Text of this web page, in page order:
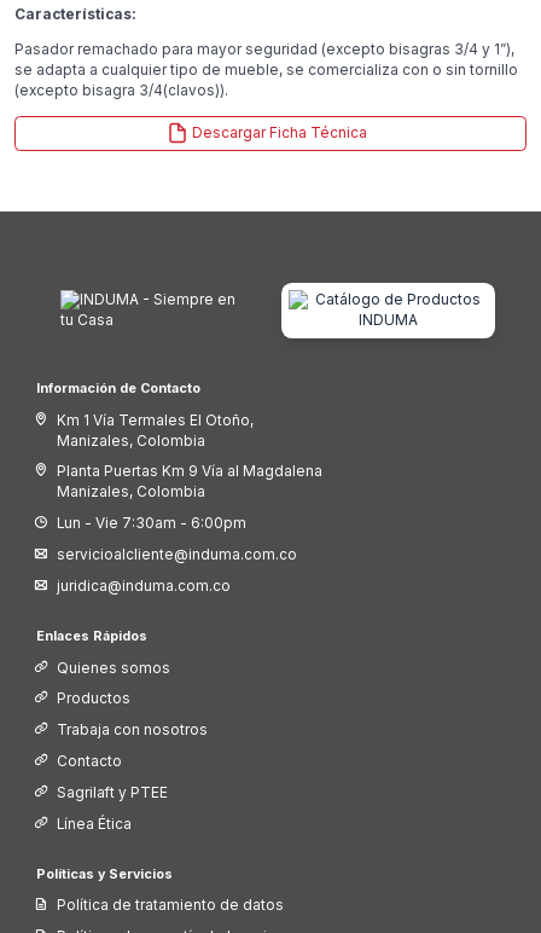
Características:
Pasador remachado para mayor seguridad (excepto bisagras 3/4 y 1”),
se adapta a cualquier tipo de mueble, se comercializa con o sin tornillo
(excepto bisagra 3/4(clavos)).
Descargar Ficha Técnica
Información de Contacto
Km 1 Vía Termales El Otoño,
Manizales, Colombia
Planta Puertas Km 9 Vía al Magdalena
Manizales, Colombia
Lun - Vie 7:30am - 6:00pm
servicioalcliente@induma.com.co
juridica@induma.com.co
Enlaces Rápidos
Quienes somos
Productos
Trabaja con nosotros
Contacto
Sagrilaft y PTEE
Línea Ética
Políticas y Servicios
Política de tratamiento de datos